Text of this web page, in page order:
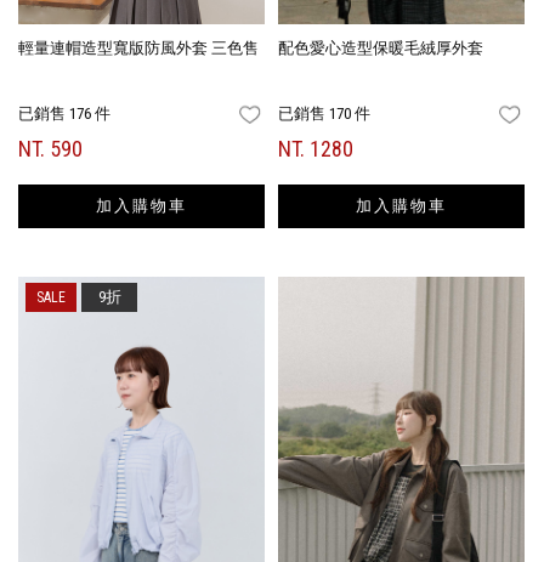
輕量連帽造型寬版防風外套 三色售
已銷售 176 件 FAVORITES
NT. 590
加入購物車
配色愛心造型保暖毛絨厚外套
已銷售 170 件
NT. 1280
加入購物車
9折